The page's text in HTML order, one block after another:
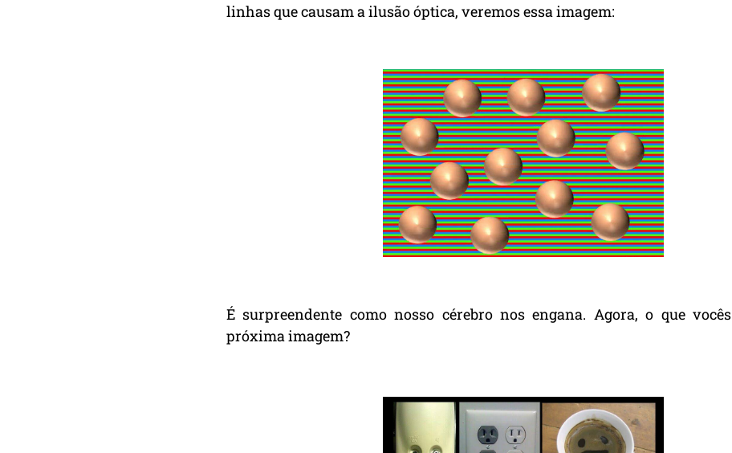
linhas que causam a ilusão óptica, veremos essa imagem:
É surpreendente como nosso cérebro nos engana. Agora, o que
próxima imagem?